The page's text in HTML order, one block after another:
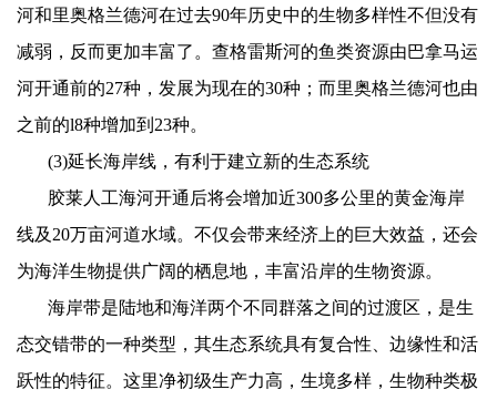
河和里奥格兰德河在过去90年历史中的生物多样性不但没有
减弱，反而更加丰富了。查格雷斯河的鱼类资源由巴拿马运
河开通前的27种，发展为现在的30种；而里奥格兰德河也由
之前的l8种增加到 23种。
(3)延长海岸线，有利于建立新的生态系统
胶莱人工海河开通后将会增加近300多公里的黄金海岸
线及 20万亩河道水域。不仅会带来经济上的巨大效益，还会
为海洋生物提供广阔的栖息地，丰富沿岸的生物资源。
海岸带是陆地和海洋两个不同群落之间的过渡区，是生
态交错带的一种类型，其生态系统具有复合性、边缘性和活
跃性的特征。这里净初级生产力高，生境多样，生物种类极